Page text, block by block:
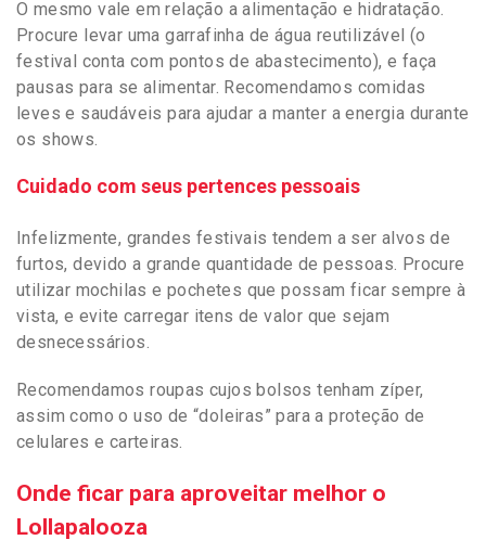
O mesmo vale em relação a alimentação e hidratação.
Procure levar uma garrafinha de água reutilizável (o
festival conta com pontos de abastecimento), e faça
pausas para se alimentar. Recomendamos comidas
leves e saudáveis para ajudar a manter a energia durante
os shows.
Cuidado com seus pertences pessoais
Infelizmente, grandes festivais tendem a ser alvos de
furtos, devido a grande quantidade de pessoas. Procure
utilizar mochilas e pochetes que possam ficar sempre à
vista, e evite carregar itens de valor que sejam
desnecessários.
Recomendamos roupas cujos bolsos tenham zíper,
assim como o uso de “doleiras” para a proteção de
celulares e carteiras.
Onde ficar para aproveitar melhor o
Lollapalooza